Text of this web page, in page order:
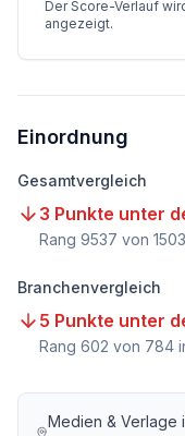
Der Score-Verlauf
angezeigt.
Einordnung
Gesamtvergleich
3 Punkte unter
Rang 9537 von
Branchenvergleich
5 Punkte unter
Rang 602 von 784
Medien & Verlage